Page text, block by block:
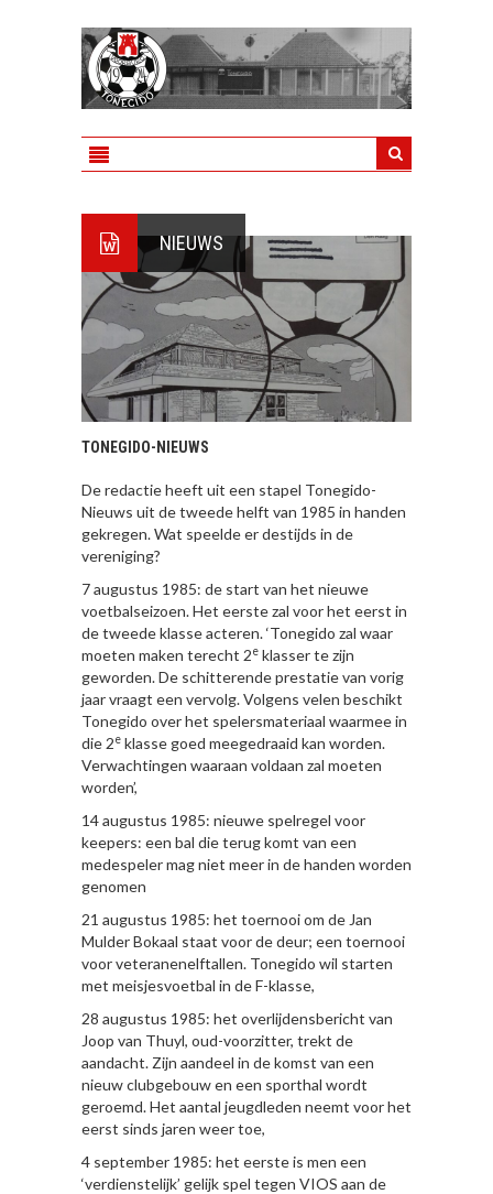
NIEUWS
TONEGIDO-NIEUWS
De redactie heeft uit een stapel Tonegido-
Nieuws uit de tweede helft van 1985 in handen
gekregen. Wat speelde er destijds in de
vereniging?
7 augustus 1985: de start van het nieuwe
voetbalseizoen. Het eerste zal voor het eerst in
de tweede klasse acteren. ‘Tonegido zal waar
moeten maken terecht 2e klasser te zijn
geworden. De schitterende prestatie van vorig
jaar vraagt een vervolg. Volgens velen beschikt
Tonegido over het spelersmateriaal waarmee in
die 2e klasse goed meegedraaid kan worden.
Verwachtingen waaraan voldaan zal moeten
worden’,
14 augustus 1985: nieuwe spelregel voor
keepers: een bal die terug komt van een
medespeler mag niet meer in de handen worden
genomen
21 augustus 1985: het toernooi om de Jan
Mulder Bokaal staat voor de deur; een toernooi
voor veteranenelftallen. Tonegido wil starten
met meisjesvoetbal in de F-klasse,
28 augustus 1985: het overlijdensbericht van
Joop van Thuyl, oud-voorzitter, trekt de
aandacht. Zijn aandeel in de komst van een
nieuw clubgebouw en een sporthal wordt
geroemd. Het aantal jeugdleden neemt voor het
eerst sinds jaren weer toe,
4 september 1985: het eerste is men een
‘verdienstelijk’ gelijk spel tegen VIOS aan de